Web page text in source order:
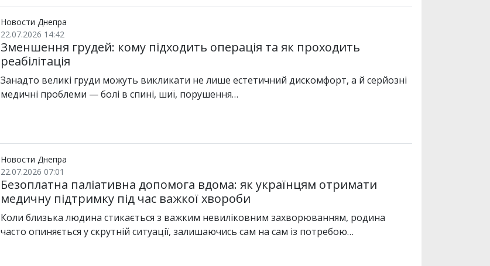
Новости Днепра
22.07.2026 14:42
Зменшення грудей: кому підходить операція та як проходить
реабілітація
Занадто великі груди можуть викликати не лише естетичний дискомфорт, а й серйозні
медичні проблеми — болі в спині, шиї, порушення…
Новости Днепра
22.07.2026 07:01
Безоплатна паліативна допомога вдома: як українцям отримати
медичну підтримку під час важкої хвороби
Коли близька людина стикається з важким невиліковним захворюванням, родина
часто опиняється у скрутній ситуації, залишаючись сам на сам із потребою…